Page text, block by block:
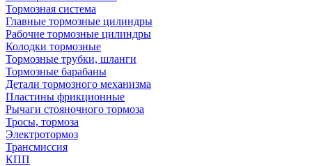
Тормозная система
Главные тормозные цилиндры
Рабочие тормозные цилиндры
Колодки тормозные
Тормозные трубки, шланги
Тормозные барабаны
Детали тормозного механизма
Пластины фрикционные
Рычаги стояночного тормоза
Тросы, тормоза
Электротормоз
Трансмиссия
КПП